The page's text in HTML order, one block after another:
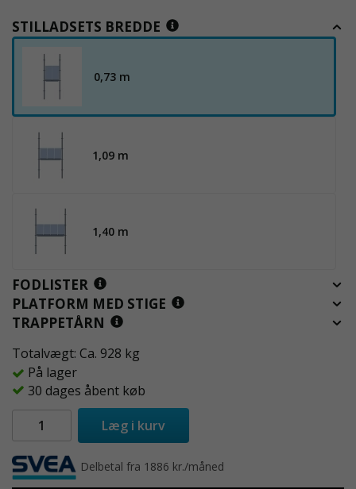
STILLADSETS BREDDE
0,73 m
1,09 m
1,40 m
FODLISTER
PLATFORM MED STIGE
TRAPPETÅRN
Totalvægt: Ca. 928 kg
På lager
30 dages åbent køb
Læg i kurv
Delbetal fra 1886 kr./måned